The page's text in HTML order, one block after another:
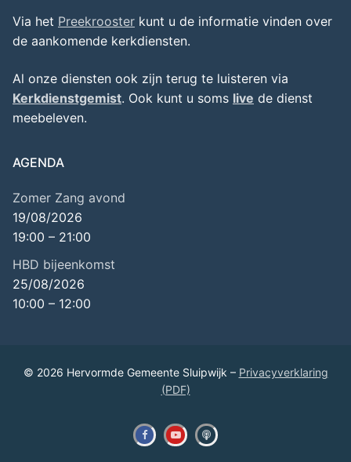
Via het Preekrooster kunt u de informatie vinden over
de aankomende kerkdiensten.
Al onze diensten ook zijn terug te luisteren via
Kerkdienstgemist. Ook kunt u soms live de dienst
meebeleven.
AGENDA
Zomer Zang avond
19/08/2026
19:00 – 21:00
HBD bijeenkomst
25/08/2026
10:00 – 12:00
© 2026 Hervormde Gemeente Sluipwijk – Privacyverklaring
(PDF)